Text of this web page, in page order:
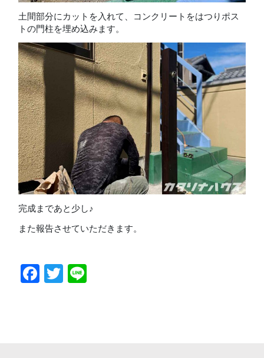
土間部分にカットを入れて、コンクリートをはつりポス
トの門柱を埋め込みます。
完成まであと少し♪
また報告させていただきます。
Facebook
Twitter